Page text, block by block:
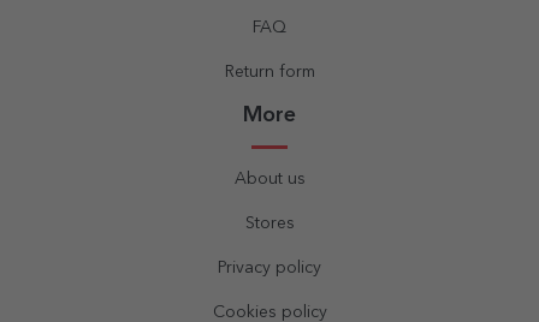
FAQ
Return form
More
About us
Stores
Privacy policy
Cookies policy